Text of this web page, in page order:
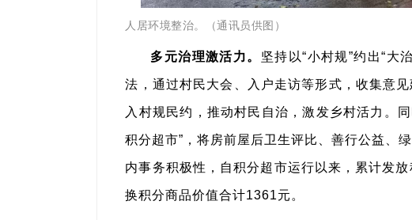
人居环境整治。（通讯员供图）
多元治理激活力。 坚持以“小村规”约出“大
法，通过村民大会、入户走访等形式，收集意
入村规民约，推动村民自治，激发乡村活力。
积分超市”，将房前屋后卫生评比、善行公益、
内事务积极性，自积分超市运行以来，累计发
换积分商品价值合计1361元。